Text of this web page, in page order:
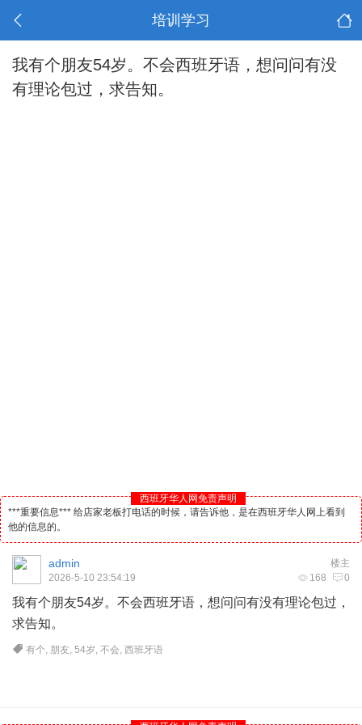
培训学习
我有个朋友54岁。不会西班牙语，想问问有没
有理论包过，求告知。
西班牙华人网免责声明
***重要信息*** 给店家老板打电话的时候，请告诉他，是在西班牙华人网上看到
他的信息的。
楼主
admin
168 0
2026-5-10 23:54:19
我有个朋友54岁。不会西班牙语，想问问有没有理论包过，
求告知。
有个, 朋友,54岁,不会,西班牙语